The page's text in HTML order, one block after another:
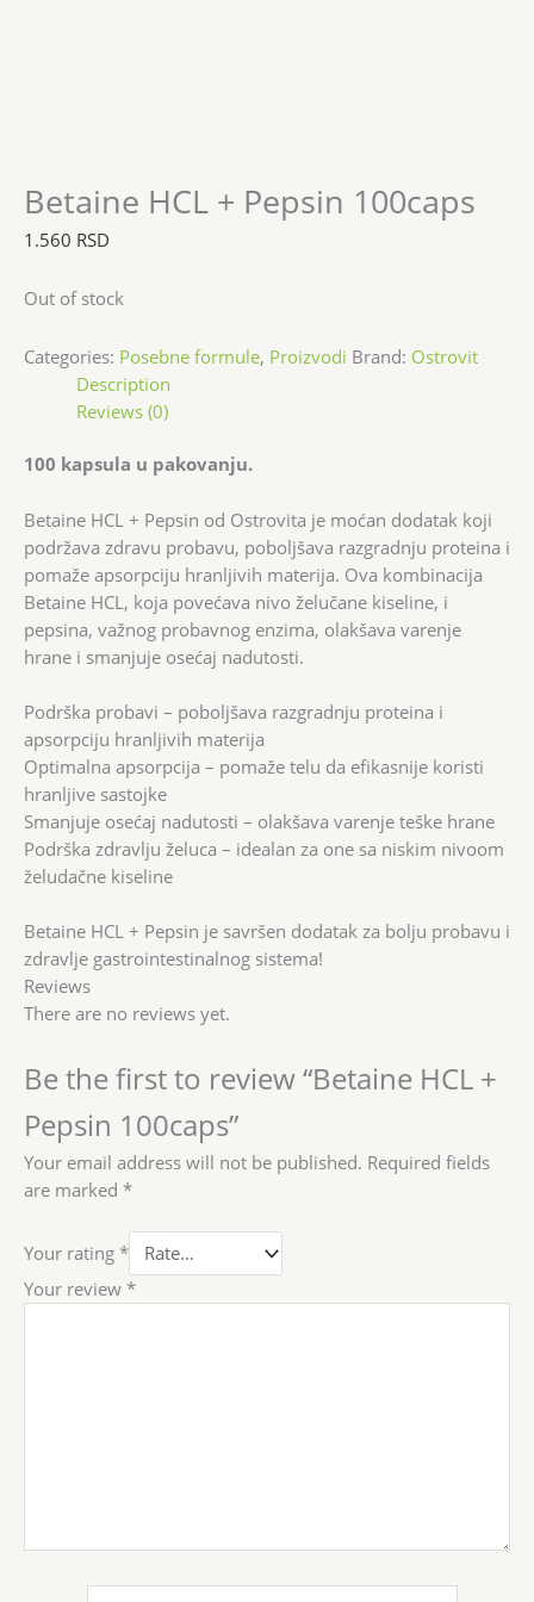
Betaine HCL + Pepsin 100caps
1.560 RSD
Out of stock
Categories: Posebne formule, Proizvodi Brand: Ostrovit
Description
Reviews (0)
100 kapsula u pakovanju.
Betaine HCL + Pepsin od Ostrovita je moćan dodatak koji
podržava zdravu probavu, poboljšava razgradnju proteina i
pomaže apsorpciju hranljivih materija. Ova kombinacija
Betaine HCL, koja povećava nivo želučane kiseline, i
pepsina, važnog probavnog enzima, olakšava varenje
hrane i smanjuje osećaj nadutosti.
Podrška probavi – poboljšava razgradnju proteina i
apsorpciju hranljivih materija
Optimalna apsorpcija – pomaže telu da efikasnije koristi
hranljive sastojke
Smanjuje osećaj nadutosti – olakšava varenje teške hrane
Podrška zdravlju želuca – idealan za one sa niskim nivoom
želudačne kiseline
Betaine HCL + Pepsin je savršen dodatak za bolju probavu i
zdravlje gastrointestinalnog sistema!
Reviews
There are no reviews yet.
Be the first to review “Betaine HCL +
Pepsin 100caps”
Your email address will not be published. Required fields
are marked *
Your rating *
Your review *